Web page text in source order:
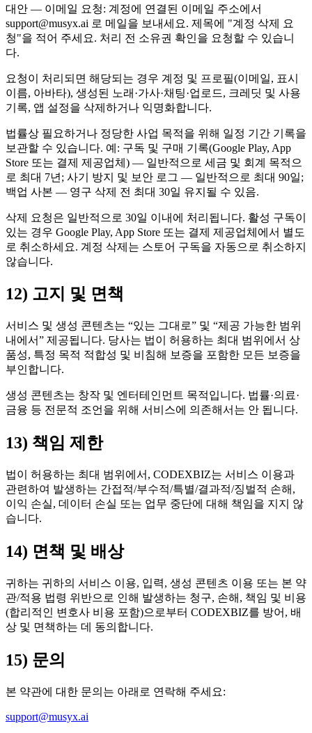
대안 — 이메일 요청: 계정에 연결된 이메일 주소에서
support@musyx.ai 로 메일을 보내세요. 제목에 "계정 삭제 요
청"을 적어 주세요. 처리 전 소유권 확인을 요청할 수 있습니
다.
요청이 처리되면 해당되는 경우 계정 및 프로필(이메일, 표시
이름, 아바타), 생성된 노래·가사·채팅·업로드, 크레딧 및 사용
기록, 앱 설정을 삭제하거나 익명화합니다.
법률상 필요하거나 정당한 사업 목적을 위해 일정 기간 기록을
보관할 수 있습니다. 예: 구독 및 구매 기록(Google Play, App
Store 또는 결제 제공업체) — 일반적으로 세금 및 회계 목적으
로 최대 7년; 사기 방지 및 보안 로그 — 일반적으로 최대 90일;
백업 사본 — 영구 삭제 전 최대 30일 유지될 수 있음.
삭제 요청은 일반적으로 30일 이내에 처리됩니다. 활성 구독이
있는 경우 Google Play, App Store 또는 결제 제공업체에서 별도
로 취소하세요. 계정 삭제는 스토어 구독을 자동으로 취소하지
않습니다.
12) 고지 및 면책
서비스 및 생성 콘텐츠는 “있는 그대로” 및 “제공 가능한 범위
내에서” 제공됩니다. 당사는 법이 허용하는 최대 범위에서 상
품성, 특정 목적 적합성 및 비침해 보증을 포함한 모든 보증을
부인합니다.
생성 콘텐츠는 창작 및 엔터테인먼트 목적입니다. 법률·의료·
금융 등 전문적 조언을 위해 서비스에 의존해서는 안 됩니다.
13) 책임 제한
법이 허용하는 최대 범위에서, CODEXBIZ는 서비스 이용과
관련하여 발생하는 간접적/부수적/특별/결과적/징벌적 손해,
이익 손실, 데이터 손실 또는 업무 중단에 대해 책임을 지지 않
습니다.
14) 면책 및 배상
귀하는 귀하의 서비스 이용, 입력, 생성 콘텐츠 이용 또는 본 약
관/적용 법령 위반으로 인해 발생하는 청구, 손해, 책임 및 비용
(합리적인 변호사 비용 포함)으로부터 CODEXBIZ를 방어, 배
상 및 면책하는 데 동의합니다.
15) 문의
본 약관에 대한 문의는 아래로 연락해 주세요:
support@musyx.ai